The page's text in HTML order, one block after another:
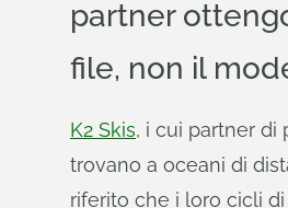
partner
file, non il
K2 Skis, i cui partner di
trovano a oceani di
riferito che i loro cicli di